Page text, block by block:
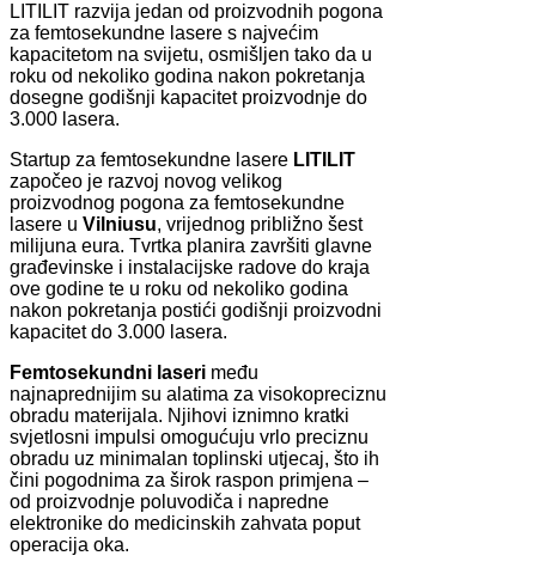
LITILIT razvija jedan od proizvodnih pogona
za femtosekundne lasere s najvećim
kapacitetom na svijetu, osmišljen tako da u
roku od nekoliko godina nakon pokretanja
dosegne godišnji kapacitet proizvodnje do
3.000 lasera.
Startup za femtosekundne lasere LITILIT
započeo je razvoj novog velikog
proizvodnog pogona za femtosekundne
lasere u Vilniusu, vrijednog približno šest
milijuna eura. Tvrtka planira završiti glavne
građevinske i instalacijske radove do kraja
ove godine te u roku od nekoliko godina
nakon pokretanja postići godišnji proizvodni
kapacitet do 3.000 lasera.
Femtosekundni laseri među
najnaprednijim su alatima za visokopreciznu
obradu materijala. Njihovi iznimno kratki
svjetlosni impulsi omogućuju vrlo preciznu
obradu uz minimalan toplinski utjecaj, što ih
čini pogodnima za širok raspon primjena –
od proizvodnje poluvodiča i napredne
elektronike do medicinskih zahvata poput
operacija oka.